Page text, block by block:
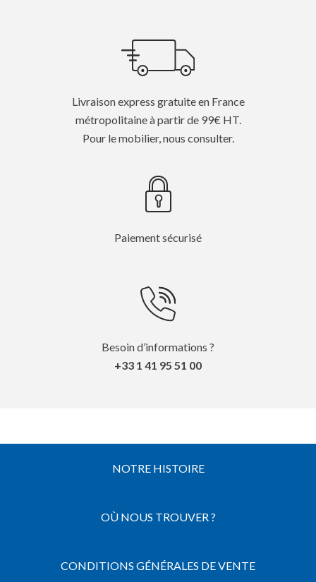
Livraison express gratuite en France
métropolitaine à partir de 99€ HT.
Pour le mobilier, nous consulter.
Paiement sécurisé
Besoin d’informations ?
+33 1 41 95 51 00
NOTRE HISTOIRE
OÙ NOUS TROUVER ?
CONDITIONS GÉNÉRALES DE VENTE